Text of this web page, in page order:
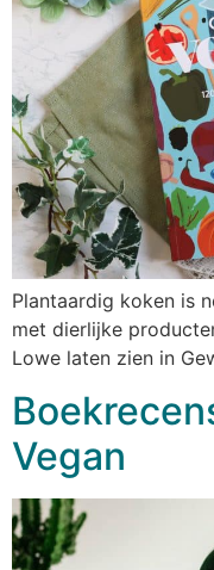
Plantaardig koken is
met dierlijke
Lowe laten zien in
Vegan